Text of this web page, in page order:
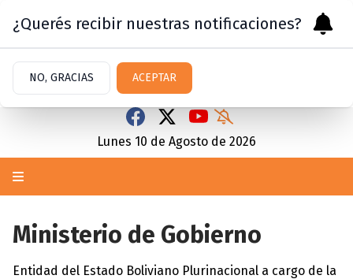
Lunes 10 de Agosto de 2026
Ministerio de Gobierno
Entidad del Estado Boliviano Plurinacional a cargo de la
¿Querés recibir nuestras notificaciones?
NO, GRACIAS ACEPTAR